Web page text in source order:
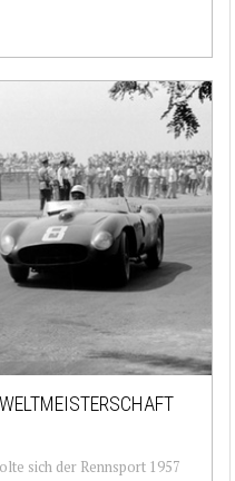
sich der Rennsport 1957